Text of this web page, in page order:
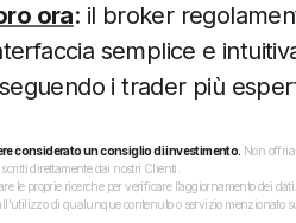
ora: il broker
semplice e
i trader più
considerato un consiglio di investimento. Non
direttamente dai nostri Clienti.
le proprie ricerche per verificare l’aggiornamento dei
di qualunque contenuto o servizio menzionato